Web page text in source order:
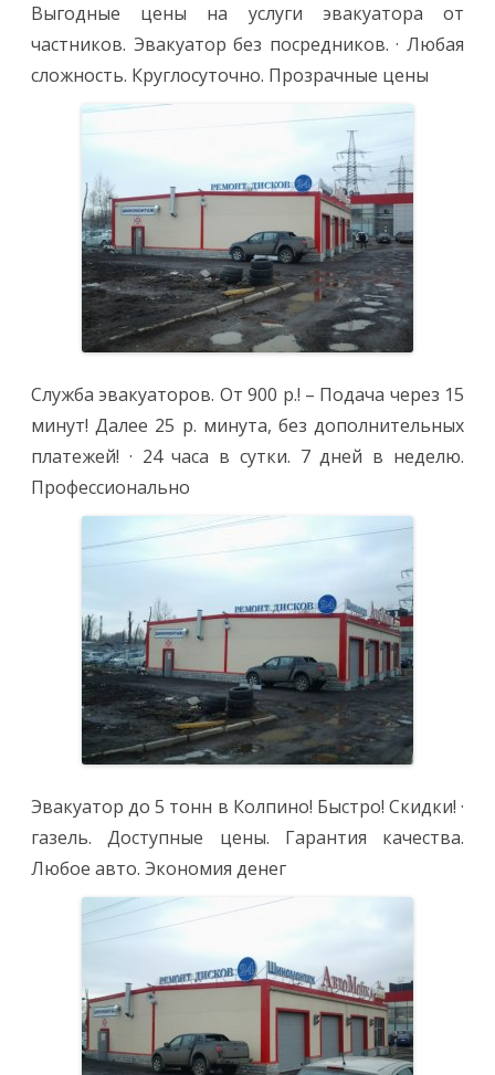
Выгодные цены на услуги эвакуатора от
частников. Эвакуатор без посредников. · Любая
сложность. Круглосуточно. Прозрачные цены
Служба эвакуаторов. От 900 р.! – Подача через 15
минут! Далее 25 р. минута, без дополнительных
платежей! · 24 часа в сутки. 7 дней в неделю.
Профессионально
Эвакуатор до 5 тонн в Колпино! Быстро! Скидки! ·
газель. Доступные цены. Гарантия качества.
Любое авто. Экономия денег